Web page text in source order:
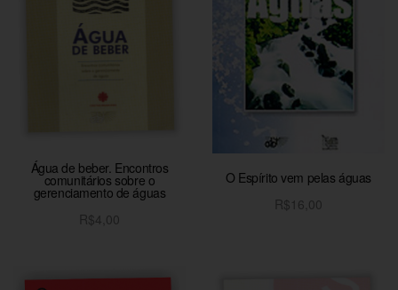
Água de beber. Encontros
comunitários sobre o
gerenciamento de águas
R$4,00
O Espírito vem pelas águas
R$ 16,00